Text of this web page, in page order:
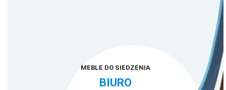
MEBLE DO SIEDZENIA
BIURO